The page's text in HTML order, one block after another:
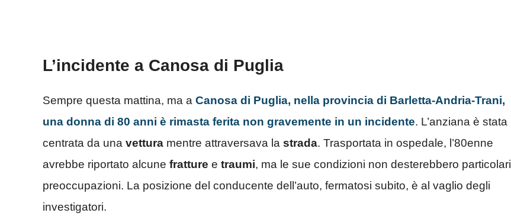
L’incidente a Canosa di Puglia
Sempre questa mattina, ma a Canosa di Puglia, nella provincia di Barletta-Andria-Trani,
una donna di 80 anni è rimasta ferita non gravemente in un incidente. L’anziana è stata
centrata da una vettura mentre attraversava la strada. Trasportata in ospedale, l’80enne
avrebbe riportato alcune fratture e traumi, ma le sue condizioni non desterebbero particolari
preoccupazioni. La posizione del conducente dell’auto, fermatosi subito, è al vaglio degli
investigatori.